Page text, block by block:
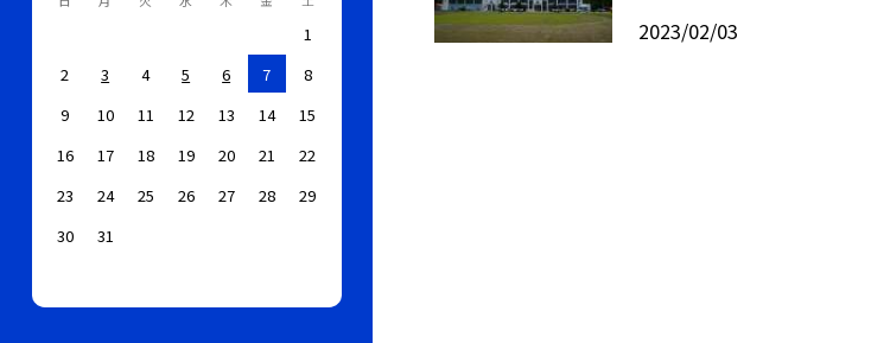
2023/02/03
1
2
3 4 5 6 7
8
9
10 11 12 13 14
15
16
17 18 19 20 21
22
23
24 25 26 27 28
29
30
31